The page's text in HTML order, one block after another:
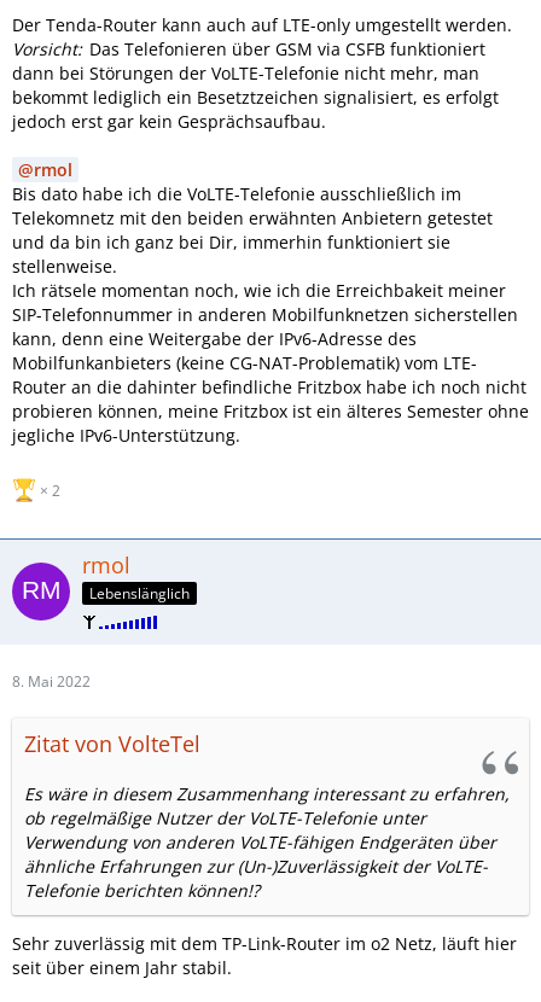
Der Tenda-Router kann auch auf LTE-only umgestellt werden.
Vorsicht: Das Telefonieren über GSM via CSFB funktioniert
dann bei Störungen der VoLTE-Telefonie nicht mehr, man
bekommt lediglich ein Besetztzeichen signalisiert, es erfolgt
jedoch erst gar kein Gesprächsaufbau.
rmol
Bis dato habe ich die VoLTE-Telefonie ausschließlich im
Telekomnetz mit den beiden erwähnten Anbietern getestet
und da bin ich ganz bei Dir, immerhin funktioniert sie
stellenweise.
Ich rätsele momentan noch, wie ich die Erreichbakeit meiner
SIP-Telefonnummer in anderen Mobilfunknetzen sicherstellen
kann, denn eine Weitergabe der IPv6-Adresse des
Mobilfunkanbieters (keine CG-NAT-Problematik) vom LTE-
Router an die dahinter befindliche Fritzbox habe ich noch nicht
probieren können, meine Fritzbox ist ein älteres Semester ohne
jegliche IPv6-Unterstützung.
2
rmol
Lebenslänglich
8. Mai 2022
Zitat von VolteTel
Es wäre in diesem Zusammenhang interessant zu erfahren,
ob regelmäßige Nutzer der VoLTE-Telefonie unter
Verwendung von anderen VoLTE-fähigen Endgeräten über
ähnliche Erfahrungen zur (Un-)Zuverlässigkeit der VoLTE-
Telefonie berichten können!?
Sehr zuverlässig mit dem TP-Link-Router im o2 Netz, läuft hier
seit über einem Jahr stabil.